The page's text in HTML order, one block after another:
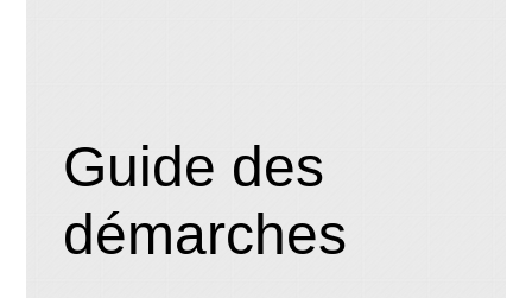
Guide des
démarches